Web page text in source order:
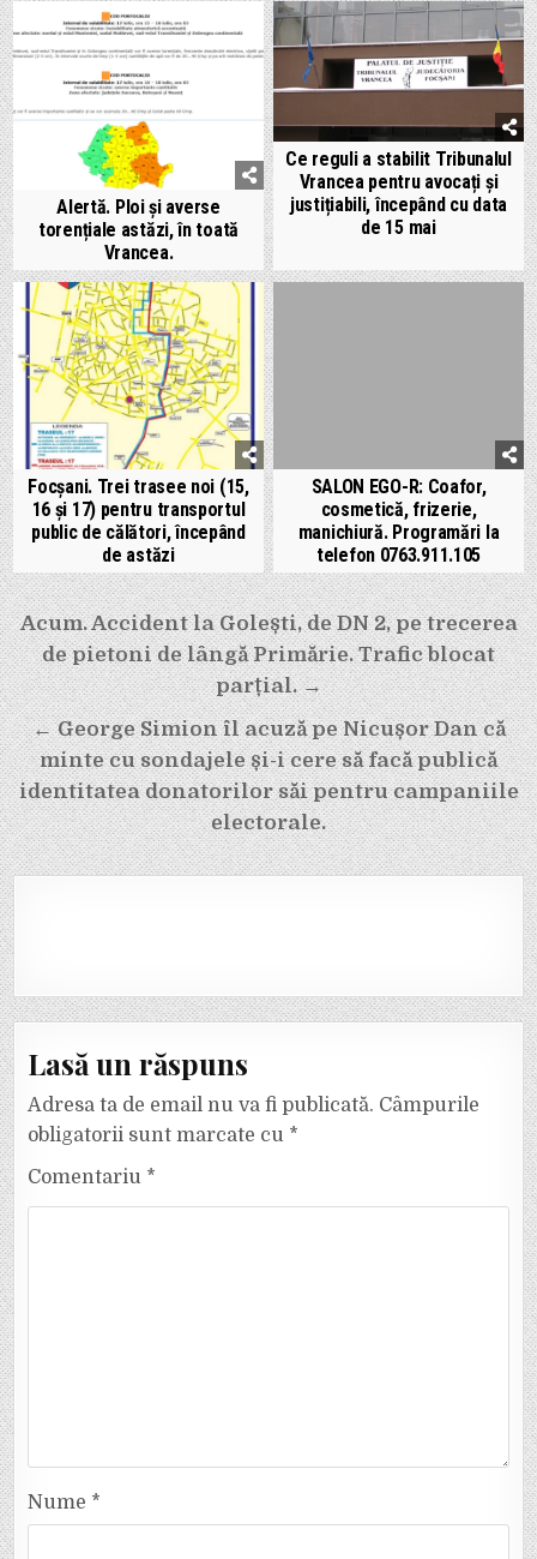
Alertă. Ploi și averse
torențiale astăzi, în toată
Vrancea.
Ce reguli a stabilit Tribunalul
Vrancea pentru avocați și
justițiabili, începând cu data
de 15 mai
Focșani. Trei trasee noi (15,
16 și 17) pentru transportul
public de călători, începând
de astăzi
SALON EGO-R: Coafor,
cosmetică, frizerie,
manichiură. Programări la
telefon 0763.911.105
Navigare
în
articole
Acum. Accident la Golești, de DN 2, pe trecerea
de pietoni de lângă Primărie. Trafic blocat
parțial. →
← George Simion îl acuză pe Nicușor Dan că
minte cu sondajele și-i cere să facă publică
identitatea donatorilor săi pentru campaniile
electorale.
Lasă un răspuns
Adresa ta de email nu va fi publicată. Câmpurile
obligatorii sunt marcate cu *
Comentariu *
Nume *